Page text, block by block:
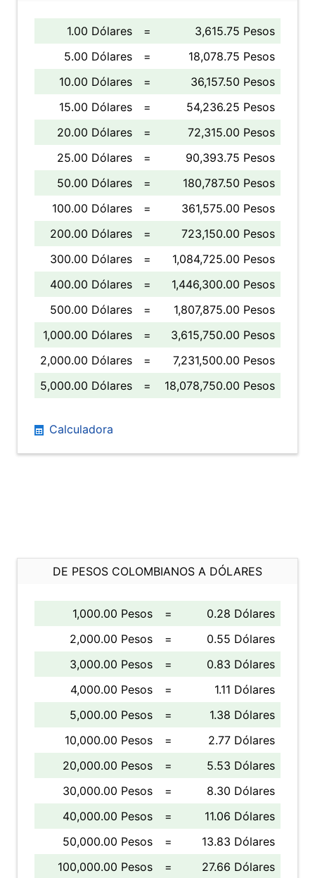
1.00 Dólares =
3,615.75 Pesos
5.00 Dólares
=
18,078.75 Pesos
10.00 Dólares
=
36,157.50 Pesos
15.00 Dólares
=
54,236.25 Pesos
20.00 Dólares
=
72,315.00 Pesos
25.00 Dólares
=
90,393.75 Pesos
50.00 Dólares
=
180,787.50 Pesos
100.00 Dólares
=
361,575.00 Pesos
200.00 Dólares
=
723,150.00 Pesos
300.00 Dólares
=
1,084,725.00 Pesos
400.00 Dólares
=
1,446,300.00 Pesos
500.00 Dólares
=
1,807,875.00 Pesos
1,000.00 Dólares
=
3,615,750.00 Pesos
2,000.00 Dólares
=
7,231,500.00 Pesos
5,000.00 Dólares
= 18,078,750.00 Pesos
Calculadora
DE PESOS COLOMBIANOS A DÓLARES
1,000.00 Pesos =
0.28 Dólares
2,000.00 Pesos
=
0.55 Dólares
3,000.00 Pesos
=
0.83 Dólares
4,000.00 Pesos
=
1.11 Dólares
5,000.00 Pesos
=
1.38 Dólares
10,000.00 Pesos
=
2.77 Dólares
20,000.00 Pesos
=
5.53 Dólares
30,000.00 Pesos
=
8.30 Dólares
40,000.00 Pesos
=
11.06 Dólares
50,000.00 Pesos
=
13.83 Dólares
100,000.00 Pesos
= 27.66 Dólares